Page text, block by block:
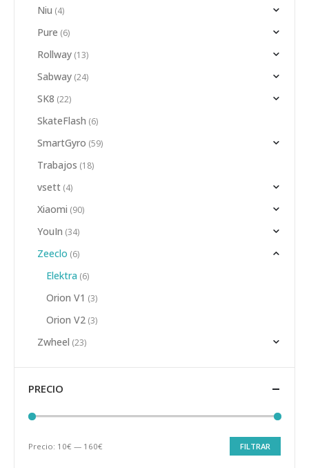
Niu (4)
Pure (6)
Rollway (13)
Sabway (24)
SK8 (22)
SkateFlash (6)
SmartGyro (59)
Trabajos (18)
vsett (4)
Xiaomi (90)
YouIn (34)
Zeeclo (6)
Elektra (6)
Orion V1 (3)
Orion V2 (3)
Zwheel (23)
PRECIO
Precio
Precio
FILTRAR
Precio: 10€ — 160€